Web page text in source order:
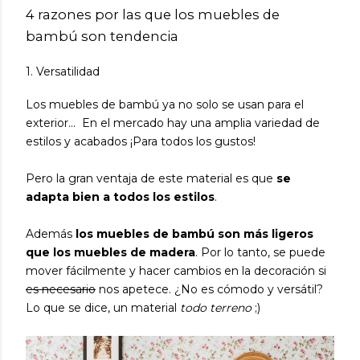
4 razones por las que los muebles de
bambú son tendencia
1. Versatilidad
Los muebles de bambú ya no solo se usan para el
exterior... En el mercado hay una amplia variedad de
estilos y acabados ¡Para todos los gustos!
Pero la gran ventaja de este material es que se
adapta bien a todos los estilos.
Además los muebles de bambú son más ligeros
que los muebles de madera. Por lo tanto, se puede
mover fácilmente y hacer cambios en la decoración si
es necesario nos apetece. ¿No es cómodo y versátil?
Lo que se dice, un material todo terreno;)